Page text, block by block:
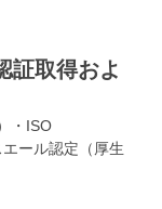
証取得およ
・ISO
ール認定（厚生